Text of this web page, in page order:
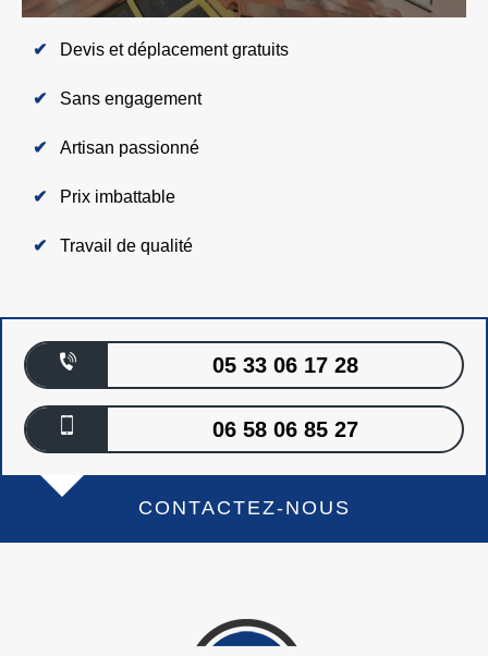
Devis et déplacement gratuits
Sans engagement
Artisan passionné
Prix imbattable
Travail de qualité
05 33 06 17 28
06 58 06 85 27
CONTACTEZ-NOUS